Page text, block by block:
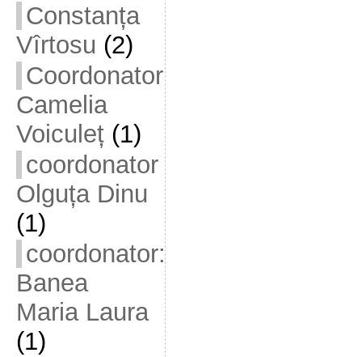
Constanța
Vîrtosu (2)
Coordonator
Camelia
Voiculeț(1)
coordonator
Olguța Dinu
(1)
coordonator:
Banea
Maria Laura
(1)